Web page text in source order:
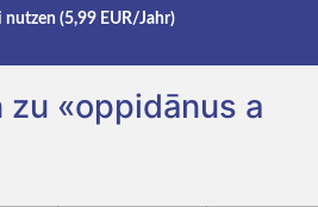
(5,99 EUR/Jahr)
zu «oppidānus a